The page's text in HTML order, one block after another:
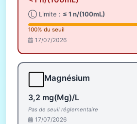
Ⓛ Limite : ≤ 1 n/(100mL)
100% du seuil
17/07/2026
Magnésium
3,2 mg(Mg)/L
Pas de seuil réglementaire
17/07/2026